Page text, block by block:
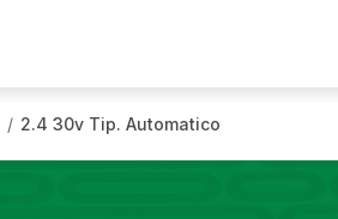
/ 2.4 30v Tip. Automatico